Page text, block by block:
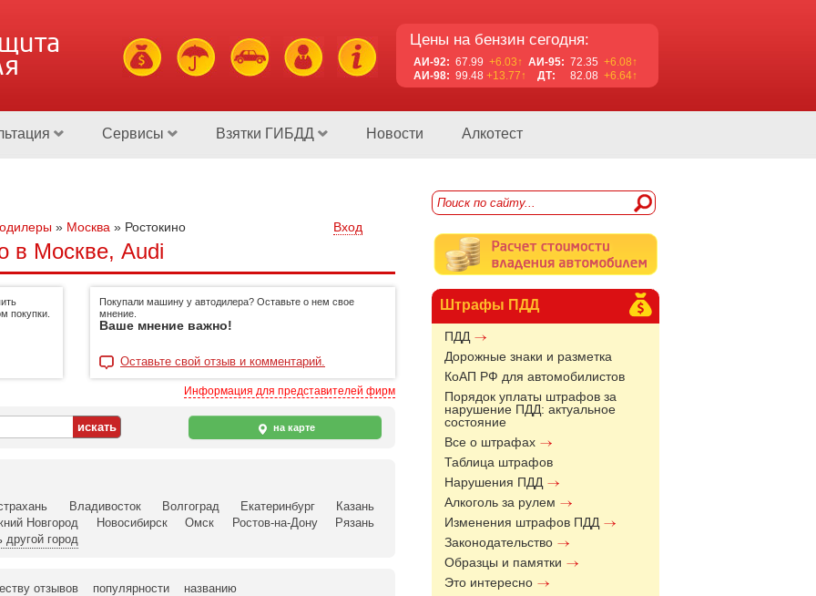
Цены на бензин сегодня:
АИ-92: 67.99 +6.03↑ АИ-95: 72.35 +6.08↑
АИ-98: 99.48 +13.77↑ ДТ: 82.08 +6.64↑
Сервисы Взятки ГИБДД Новости Алкотест
Штрафы ПДД
ПДД
Дорожные знаки и разметка
КоАП РФ для автомобилистов
Порядок уплаты штрафов за
нарушение ПДД: актуальное
состояние
Все о штрафах
Таблица штрафов
Нарушения ПДД
Алкоголь за рулем
Изменения штрафов ПДД
Законодательство
Образцы и памятки
Это интересно
» Москва » Ростокино Вход
в Москве, Audi
покупки.
Покупали машину у автодилера? Оставьте о нем свое
мнение.
Ваше мнение важно!
Оставьте свой отзыв и комментарий.
Информация для представителей фирм
на карте
Владивосток Волгоград Екатеринбург
Казань
Новгород
Новосибирск Омск Ростов-на-Дону
Рязань
другой город
отзывов популярности названию